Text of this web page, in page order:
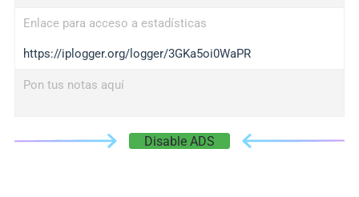
Enlace para acceso a estadísticas
https://iplogger.org/logger/3GKa5oi0WaPR
Pon tus notas aquí
Disable ADS